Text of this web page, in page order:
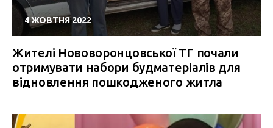
4 ЖОВТНЯ 2022
Жителі Нововоронцовської ТГ почали
отримувати набори будматеріалів для
відновлення пошкодженого житла